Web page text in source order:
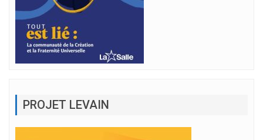
PROJET LEVAIN